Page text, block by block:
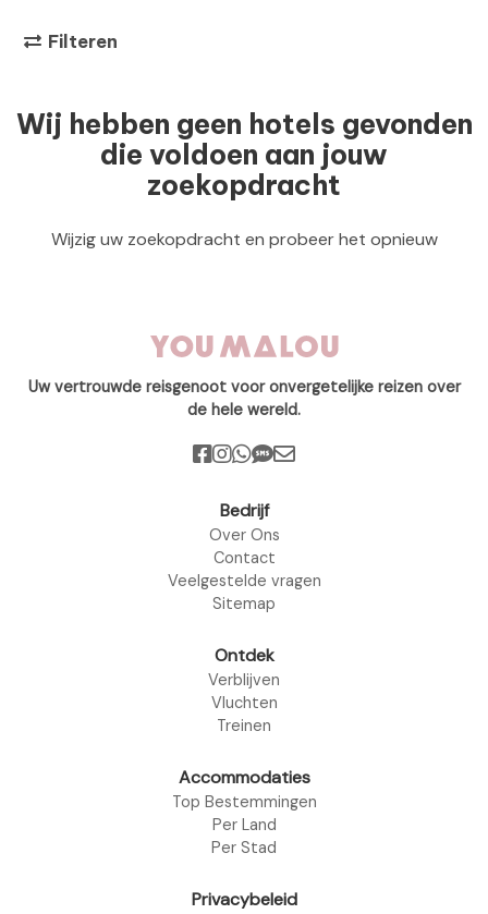
Filteren
Wij hebben geen hotels gevonden
die voldoen aan jouw
zoekopdracht
Wijzig uw zoekopdracht en probeer het opnieuw
Uw vertrouwde reisgenoot voor onvergetelijke reizen over
de hele wereld.
Bedrijf
Over Ons
Contact
Veelgestelde vragen
Sitemap
Ontdek
Verblijven
Vluchten
Treinen
Accommodaties
Top Bestemmingen
Per Land
Per Stad
Privacybeleid